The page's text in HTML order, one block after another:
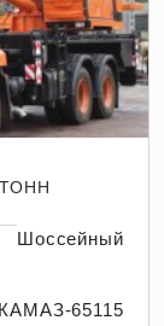
Шоссейный
КАМАЗ-65115